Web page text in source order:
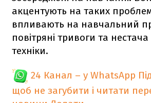
акцентують на таких
впливають на навчальний
повітряні тривоги та нестача
техніки.
24 Канал – у WhatsApp
щоб не загубити і читати